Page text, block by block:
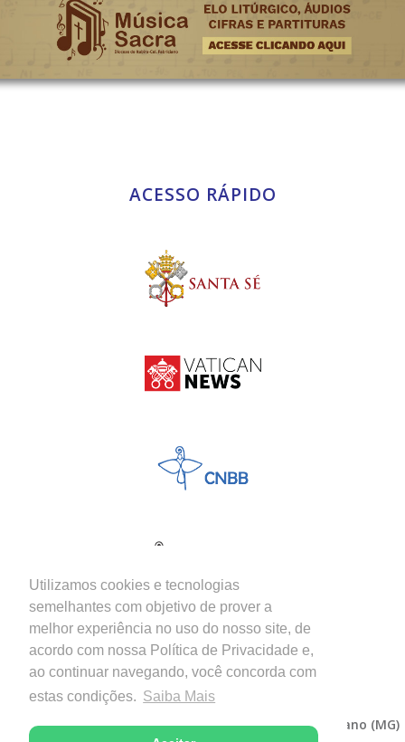
Utilizamos cookies e tecnologias
semelhantes com objetivo de prover a
melhor experiência no uso do nosso site, de
acordo com nossa Política de Privacidade e,
ao continuar navegando, você concorda com
estas condições. Saiba Mais
ACESSO RÁPIDO
Copyright © 2026 - Diocese de Itabira-Coronel Fabriciano (MG)